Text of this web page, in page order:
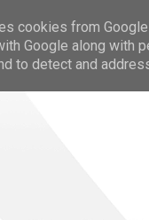
cookies from
Google along with
to detect and